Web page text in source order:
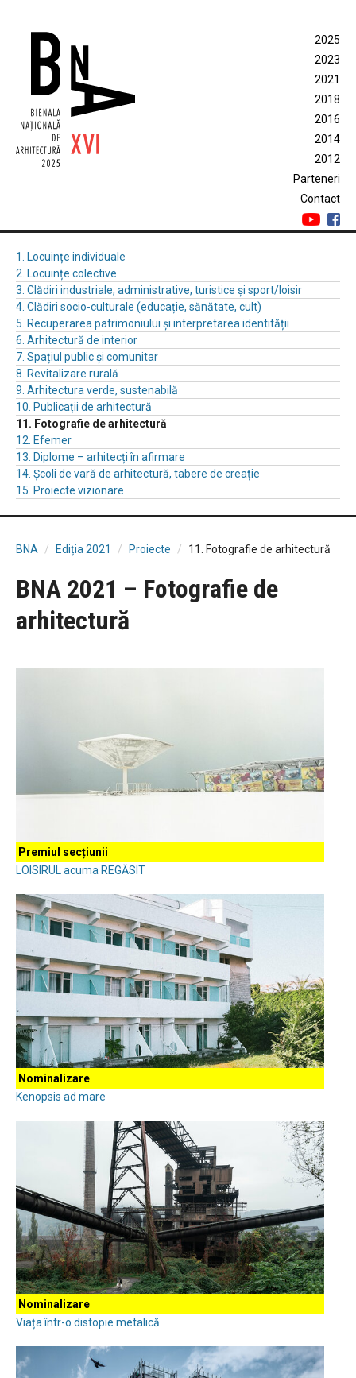
2025
2023
2021
2018
2016
2014
2012
Parteneri
Contact
1. Locuințe individuale
2. Locuințe colective
3. Clădiri industriale, administrative, turistice și sport/loisir
4. Clădiri socio-culturale (educație, sănătate, cult)
5. Recuperarea patrimoniului și interpretarea identității
6. Arhitectură de interior
7. Spațiul public și comunitar
8. Revitalizare rurală
9. Arhitectura verde, sustenabilă
10. Publicații de arhitectură
11. Fotografie de arhitectură
12. Efemer
13. Diplome – arhitecți în afirmare
14. Școli de vară de arhitectură, tabere de creație
15. Proiecte vizionare
BNA Ediția 2021 Proiecte 11. Fotografie de arhitectură
BNA 2021 – Fotografie de
arhitectură
Premiul secțiunii
LOISIRUL acuma REGĂSIT
Nominalizare
Kenopsis ad mare
Nominalizare
Viața într-o distopie metalică